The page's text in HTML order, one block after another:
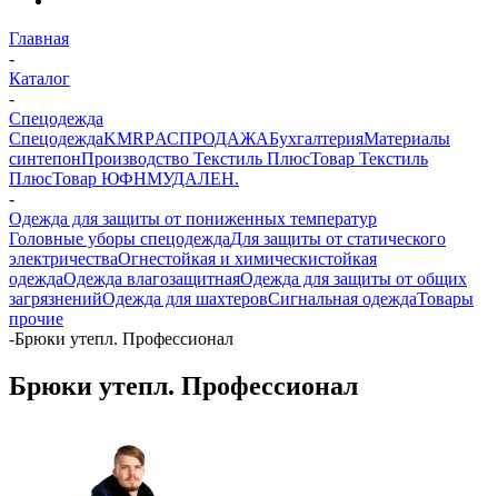
Главная
-
Каталог
-
Спецодежда
СпецодеждаKMRPАСПРОДАЖАБухгалтерияМатериалы
синтепонПроизводство Текстиль ПлюсТовар Текстиль
ПлюсТовар ЮФНМУДАЛЕН.
-
Одежда для защиты от пониженных температур
Головные уборы спецодеждаДля защиты от статического
электричестваОгнестойкая и химическистойкая
одеждаОдежда влагозащитнаяОдежда для защиты от общих
загрязненийОдежда для шахтеровСигнальная одеждаТовары
прочие
-Брюки утепл. Профессионал
Брюки утепл. Профессионал